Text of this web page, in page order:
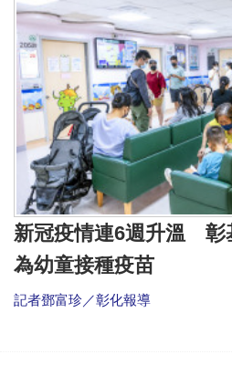
新冠疫情連6週升溫 彰
為幼童接種疫苗
記者鄧富珍／彰化報導